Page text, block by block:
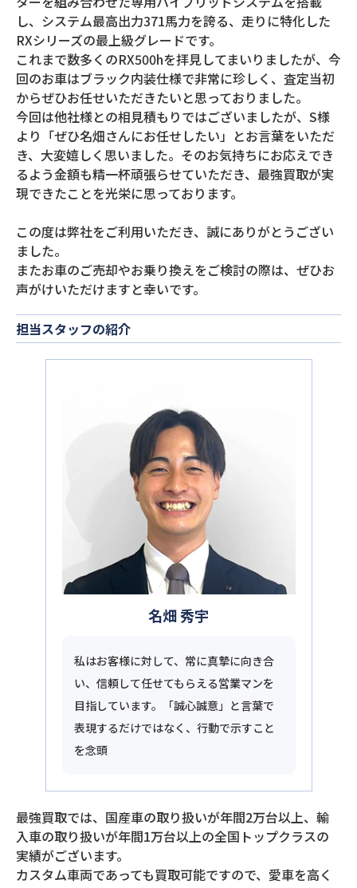
し、システム最高出力371馬力を誇る、走りに特化した
RXシリーズの最上級グレードです。
これまで数多くのRX500hを拝見してまいりましたが、今
回のお車はブラック内装仕様で非常に珍しく、査定当初
からぜひお任せいただきたいと思っておりました。
今回は他社様との相見積もりではございましたが、S様
より「ぜひ名畑さんにお任せしたい」とお言葉をいただ
き、大変嬉しく思いました。そのお気持ちにお応えでき
るよう金額も精一杯頑張らせていただき、最強買取が実
現できたことを光栄に思っております。
この度は弊社をご利用いただき、誠にありがとうござい
ました。
またお車のご売却やお乗り換えをご検討の際は、ぜひお
声がけいただけますと幸いです。
担当スタッフの紹介
名畑 秀宇
私はお客様に対して、常に真摯に向き合
い、信頼して任せてもらえる営業マンを
目指しています。「誠心誠意」と言葉で
表現するだけではなく、行動で示すこと
を念頭
最強買取では、国産車の取り扱いが年間2万台以上、輸
入車の取り扱いが年間1万台以上の全国トップクラスの
実績がございます。
カスタム車両であっても買取可能ですので、愛車を高く